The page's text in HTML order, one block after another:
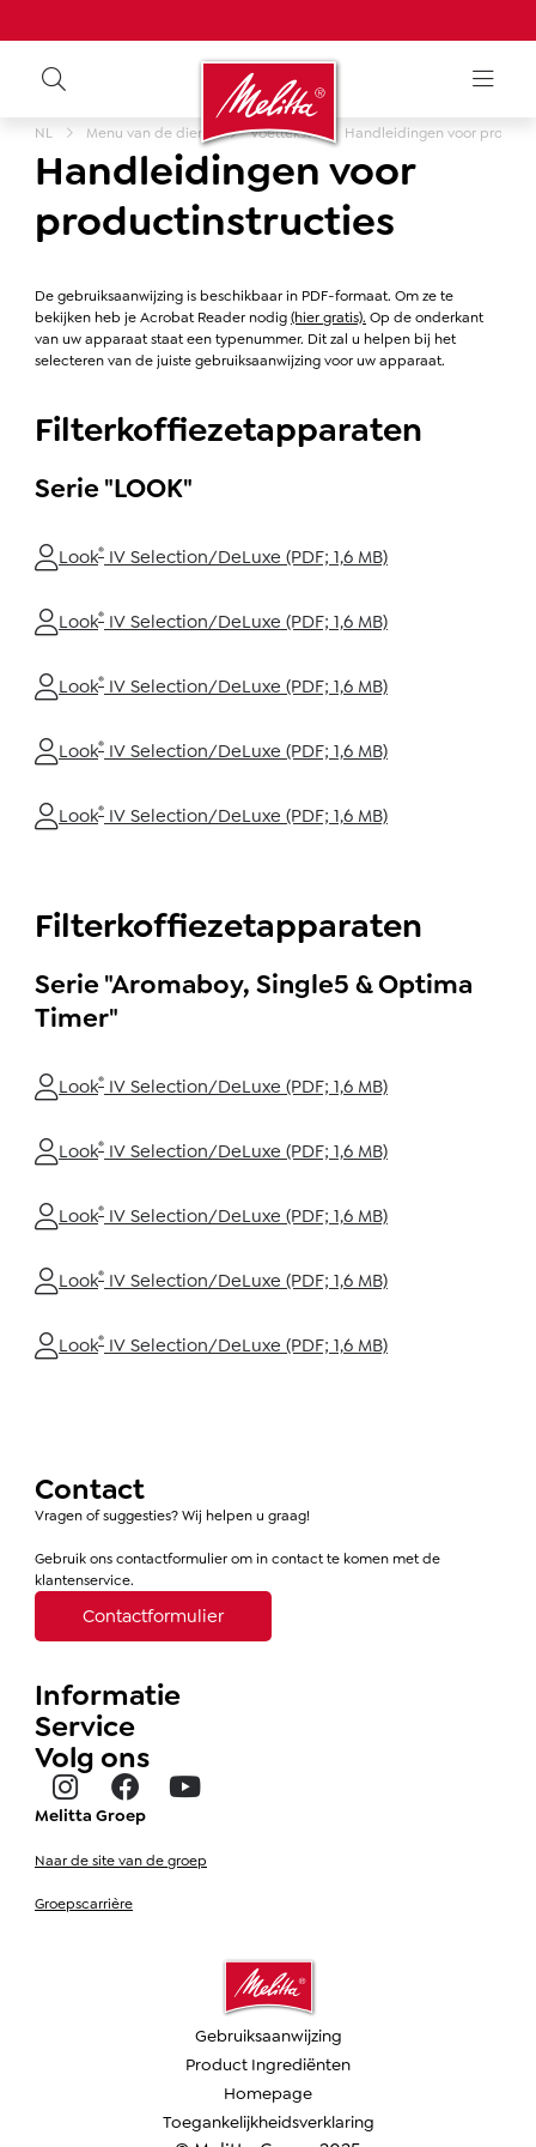
NL Menu van de dienst Voettekst Handleidingen voor
Handleidingen voor
productinstructies
De gebruiksaanwijzing is beschikbaar in PDF-formaat. Om ze te
bekijken heb je Acrobat Reader nodig(hier gratis). Op de onderkant
van uw apparaat staat een typenummer. Dit zal u helpen bij het
selecteren van de juiste gebruiksaanwijzing voor uw apparaat.
Filterkoffiezetapparaten
Serie "LOOK"
Look® IV Selection/DeLuxe (PDF; 1,6 MB)
Look® IV Selection/DeLuxe (PDF; 1,6 MB)
Look® IV Selection/DeLuxe (PDF; 1,6 MB)
Look® IV Selection/DeLuxe (PDF; 1,6 MB)
Look® IV Selection/DeLuxe (PDF; 1,6 MB)
Filterkoffiezetapparaten
Serie "Aromaboy, Single5 & Optima
Timer"
Look® IV Selection/DeLuxe (PDF; 1,6 MB)
Look® IV Selection/DeLuxe (PDF; 1,6 MB)
Look® IV Selection/DeLuxe (PDF; 1,6 MB)
Look® IV Selection/DeLuxe (PDF; 1,6 MB)
Look® IV Selection/DeLuxe (PDF; 1,6 MB)
Contact
Vragen of suggesties? Wij helpen u graag!
Gebruik ons contactformulier om in contact te komen met de
klantenservice.
Contactformulier
Informatie
Service
Volg ons
Melitta Groep
Naar de site van de groep
Groepscarrière
Gebruiksaanwijzing
Product Ingrediënten
Homepage
Toegankelijkheidsverklaring